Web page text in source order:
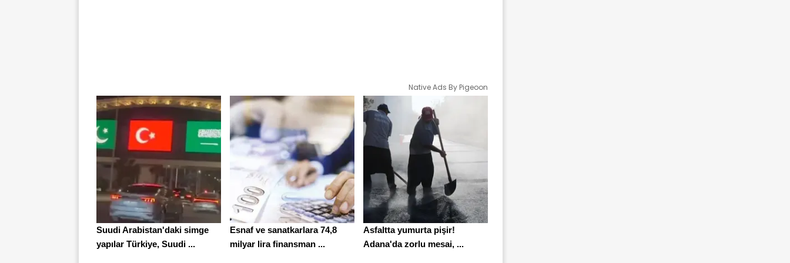
Native Ads By Pigeoon
Suudi Arabistan'daki simge
yapılar Türkiye, Suudi ...
Esnaf ve sanatkarlara 74,8
milyar lira finansman ...
Asfaltta yumurta pişir!
Adana'da zorlu mesai, ...